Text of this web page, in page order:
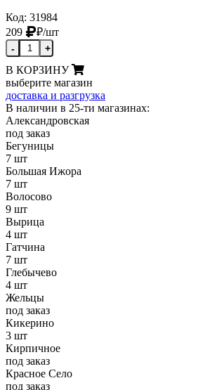
Код: 31984
209
₽/шт
- +
В КОРЗИНУ
выберите магазин
доставка и разгрузка
В наличии в 25-ти магазинах:
Александровская
под заказ
Бегуницы
7 шт
Большая Ижора
7 шт
Волосово
9 шт
Вырица
4 шт
Гатчина
7 шт
Глебычево
4 шт
Жельцы
под заказ
Кикерино
3 шт
Кирпичное
под заказ
Красное Село
под заказ